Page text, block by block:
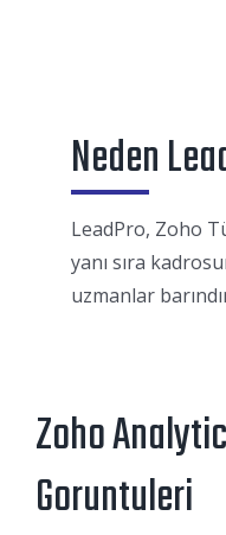
Neden
LeadPro, Zoho
yanı sıra
uzmanlar
Zoho
Goruntuleri